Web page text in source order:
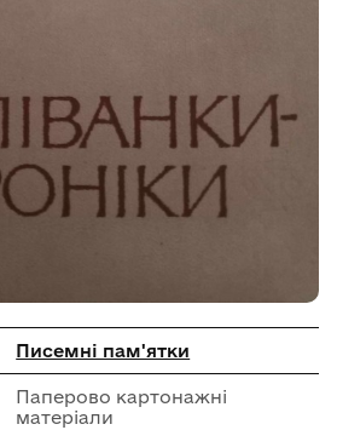
Писемні пам'ятки
Паперово картонажні
матеріали